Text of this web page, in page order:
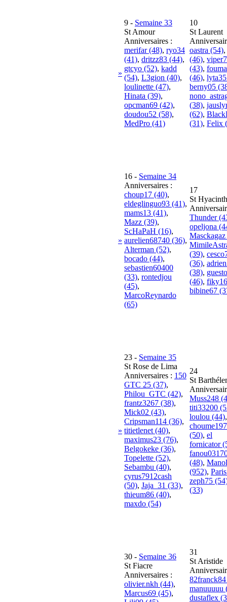
»
9 - Semaine 33
St Amour
Anniversaires :
merifar (48), ryo34
(41), dritzz83 (44),
gtcyo (52), kadd
(54), L3gion (40),
loulinette (47),
Hinata (39),
opcman69 (42),
doudou52 (58),
MedPro (41)
10
St Laurent
oastra (54),
(46),
(43),
(46),
berny05
(38),
(62),
(31), Felix
»
16 - Semaine 34
Anniversaires :
choup17 (40),
eldeglinguo93 (41),
mams13 (41),
Mazz (39),
ScHaPaH (16),
aurelien68740 (36),
Alterman (52),
bocado (44),
sebastien60400
(33), rontedjou
(45),
MarcoReynardo
(65)
17
St
Thunder
opeljona
(39),
(36),
(38),
(46),
bibine67
»
23 - Semaine 35
St Rose de Lima
Anniversaires : 150
GTC 25 (37),
Philou_GTC (42),
frantz3267 (38),
Mick02 (43),
Cripsman114 (36),
titietlenet (40),
maximus23 (76),
Belgokeke (36),
Topelette (52),
Sebambu (40),
cyrus7912cash
(50), Jaja_31 (33),
thieum86 (40),
maxdo (54)
24
St
Muss248
titi33200
loulou (44),
(50), el
fornicator
(48),
(952),
zeph75
(33)
30 - Semaine 36
St Fiacre
Anniversaires :
olivier.nkh (44),
Marcus69 (45),
31
St Aristide
manuuuuu
dustaflex